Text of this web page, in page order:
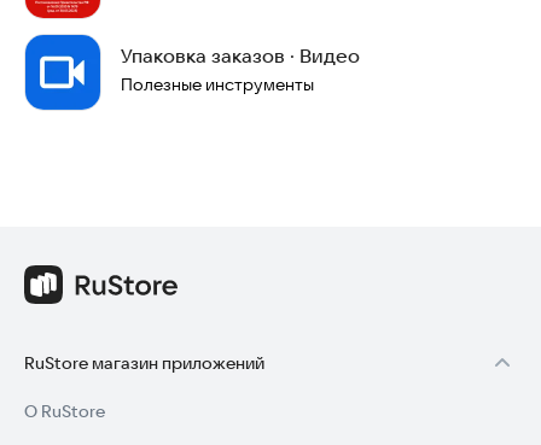
Упаковка заказов · Видео
Полезные инструменты
RuStore магазин приложений
О RuStore